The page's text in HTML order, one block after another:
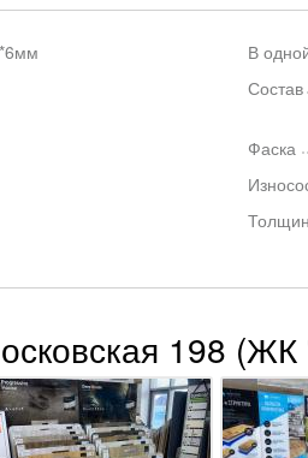
В
Состав
Фаска
198 (ЖК